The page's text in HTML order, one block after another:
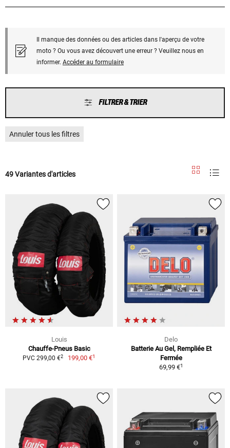
Il manque des données ou des articles dans l'aperçu de votre
moto ? Ou vous avez découvert une erreur ? Veuillez nous en
informer. Accéder au formulaire
FILTRER & TRIER
Annuler tous les filtres
49 Variantes d'articles
Louis
Chauffe-Pneus Basic
PVC 299,00 €2 199,00 €1
Delo
Batterie Au Gel, Rempliée Et
Fermée
69,99 €1